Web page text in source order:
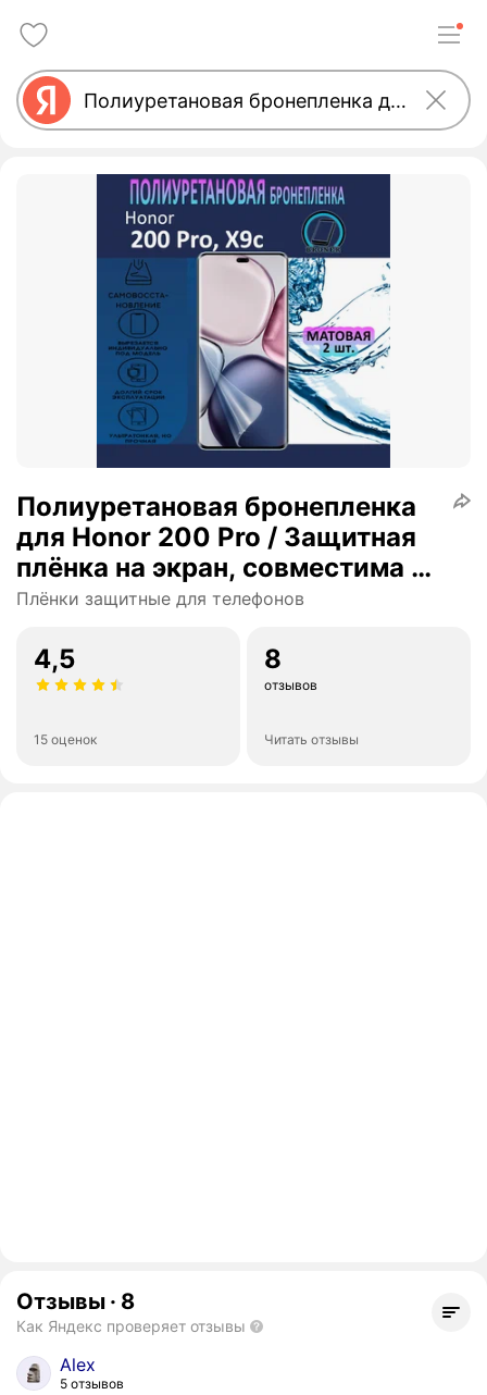
Полиуретановая бронепленка
для Honor 200 Pro / Защитная
плёнка на экран, совместима с
чехлом, с вырезом под камеру /
Плёнки защитные для телефонов
4,5
15 оценок
8
отзывов
Читать отзывы
Отзывы · 8
Как Яндекс проверяет отзывы
Alex
5 отзывов